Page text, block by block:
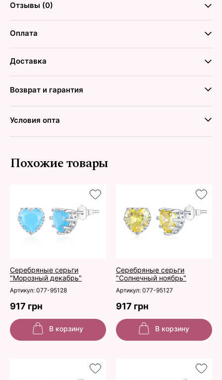
Отзывы (0)
Оплата
Доставка
Возврат и гарантия
Условия опта
Похожие товары
Серебряные серьги
"Морозный декабрь"
Серебряные серьги
"Солнечный ноябрь"
Артикул: 077-95128 Артикул: 077-95127
917 грн 917 грн
В корзину В корзину